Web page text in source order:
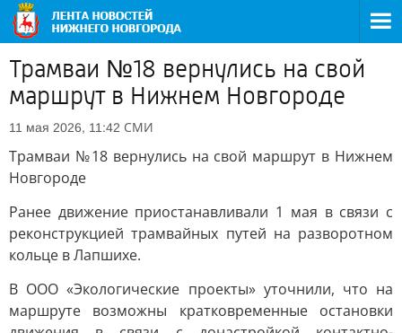
Трамваи №18 вернулись на свой
маршрут в Нижнем Новгороде
11 мая 2026, 11:42 СМИ
Трамваи №18 вернулись на свой маршрут в Нижнем
Новгороде
Ранее движение приостанавливали 1 мая в связи с
реконструкцией трамвайных путей на разворотном
кольце в Лапшихе.
В ООО «Экологические проекты» уточнили, что на
маршруте возможны кратковременные остановки